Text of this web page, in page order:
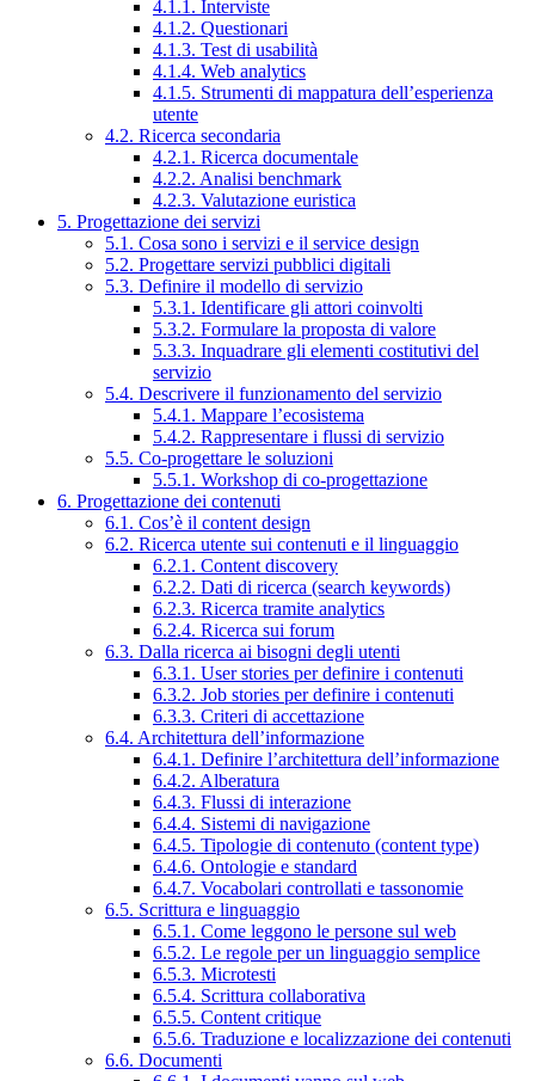
4.1.1. Interviste
4.1.2. Questionari
4.1.3. Test di usabilità
4.1.4. Web analytics
4.1.5. Strumenti di mappatura dell’esperienza
utente
4.2. Ricerca secondaria
4.2.1. Ricerca documentale
4.2.2. Analisi benchmark
4.2.3. Valutazione euristica
5. Progettazione dei servizi
5.1. Cosa sono i servizi e il service design
5.2. Progettare servizi pubblici digitali
5.3. Definire il modello di servizio
5.3.1. Identificare gli attori coinvolti
5.3.2. Formulare la proposta di valore
5.3.3. Inquadrare gli elementi costitutivi del
servizio
5.4. Descrivere il funzionamento del servizio
5.4.1. Mappare l’ecosistema
5.4.2. Rappresentare i flussi di servizio
5.5. Co-progettare le soluzioni
5.5.1. Workshop di co-progettazione
6. Progettazione dei contenuti
6.1. Cos’è il content design
6.2. Ricerca utente sui contenuti e il linguaggio
6.2.1. Content discovery
6.2.2. Dati di ricerca (search keywords)
6.2.3. Ricerca tramite analytics
6.2.4. Ricerca sui forum
6.3. Dalla ricerca ai bisogni degli utenti
6.3.1. User stories per definire i contenuti
6.3.2. Job stories per definire i contenuti
6.3.3. Criteri di accettazione
6.4. Architettura dell’informazione
6.4.1. Definire l’architettura dell’informazione
6.4.2. Alberatura
6.4.3. Flussi di interazione
6.4.4. Sistemi di navigazione
6.4.5. Tipologie di contenuto (content type)
6.4.6. Ontologie e standard
6.4.7. Vocabolari controllati e tassonomie
6.5. Scrittura e linguaggio
6.5.1. Come leggono le persone sul web
6.5.2. Le regole per un linguaggio semplice
6.5.3. Microtesti
6.5.4. Scrittura collaborativa
6.5.5. Content critique
6.5.6. Traduzione e localizzazione dei contenuti
6.6. Documenti